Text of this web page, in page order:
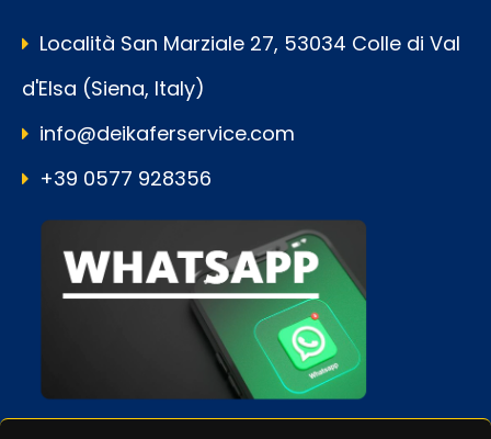
Località San Marziale 27, 53034 Colle di Val
d'Elsa (Siena, Italy)
info@deikaferservice.com
+39 0577 928356